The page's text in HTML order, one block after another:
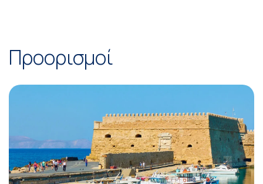
Προορισμοί